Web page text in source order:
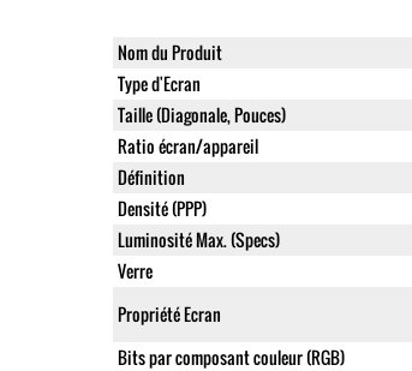
Nom du Produit
Type d'Ecran
Taille (Diagonale, Pouces)
Ratio écran/appareil
Définition
Densité (PPP)
Luminosité Max. (Specs)
Verre
Propriété Ecran
Bits par composant couleur (RGB)